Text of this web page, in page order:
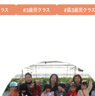
ス #3歳児クラス #満3歳児クラス